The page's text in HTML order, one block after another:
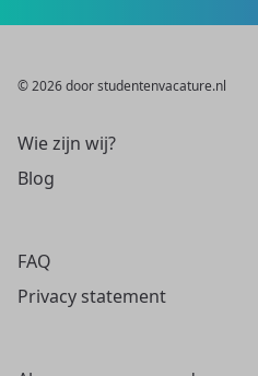
© 2026 door studentenvacature.nl
Wie zijn wij?
Blog
FAQ
Privacy statement